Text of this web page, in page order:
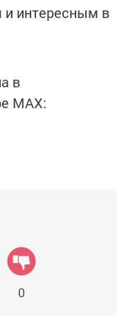
интересным в
в
MАХ:
0